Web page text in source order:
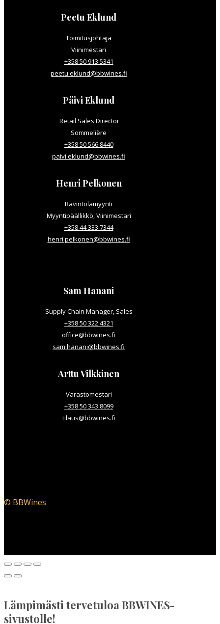
Peetu Eklund
Toimitusjohtaja
Viinimestari
+358 50 913 5341
peetu.eklund@bbwines.fi
Päivi Eklund
Retail Sales Director
Sommelière
+358 50 566 8440
paivi.eklund@bbwines.fi
Henri Pelkonen
Ravintolamyynti
Myyntipäällikkö, Viinimestari
+358 44 333 7344
henri.pelkonen@bbwines.fi
Sam Hanani
Supply Chain Manager, Sales
+358 50 322 4321
office@bbwines.fi
sam.hanani@bbwines.fi
Arttu Vilkkinen
Varastomestari
+358 50 343 8099
tilaus@bbwines.fi
© BBWines
Lämpimästi tervetuloa BBWINES-
sivustolle!